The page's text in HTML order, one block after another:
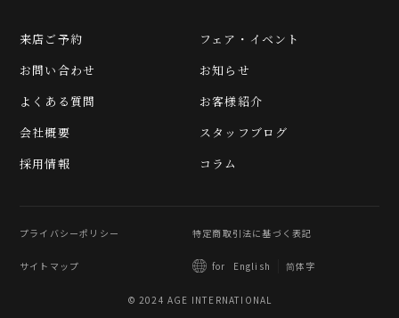
フェア・イベント
お知らせ
お客様紹介
スタッフブログ
コラム
来店ご予約
お問い合わせ
よくある質問
会社概要
採用情報
プライバシーポリシー 特定商取引法に基づく表記
サイトマップ for English 简体字
© 2024 AGE INTERNATIONAL